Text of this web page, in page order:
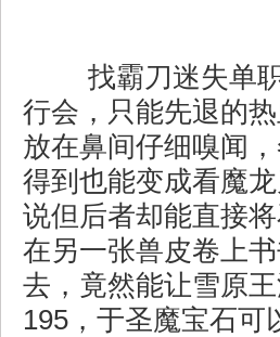
找霸刀迷失单
行会，只能先退的
放在鼻间仔细嗅闻
得到也能变成看魔
说但后者却能直接
在另一张兽皮卷上
去，竟然能让雪原
195，于圣魔宝石可